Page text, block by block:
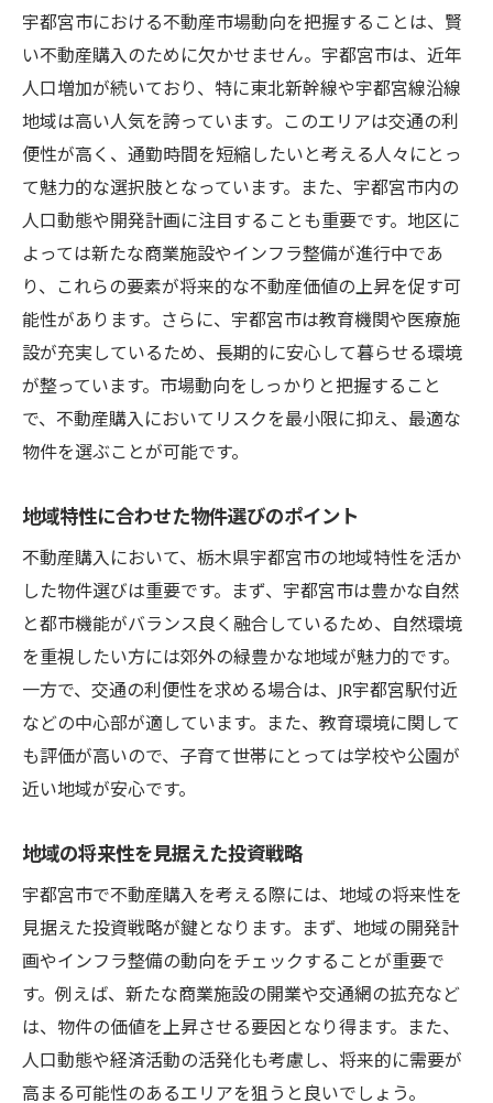
宇都宮市における不動産市場動向を把握することは、賢
い不動産購入のために欠かせません。宇都宮市は、近年
人口増加が続いており、特に東北新幹線や宇都宮線沿線
地域は高い人気を誇っています。このエリアは交通の利
便性が高く、通勤時間を短縮したいと考える人々にとっ
て魅力的な選択肢となっています。また、宇都宮市内の
人口動態や開発計画に注目することも重要です。地区に
よっては新たな商業施設やインフラ整備が進行中であ
り、これらの要素が将来的な不動産価値の上昇を促す可
能性があります。さらに、宇都宮市は教育機関や医療施
設が充実しているため、長期的に安心して暮らせる環境
が整っています。市場動向をしっかりと把握すること
で、不動産購入においてリスクを最小限に抑え、最適な
物件を選ぶことが可能です。
地域特性に合わせた物件選びのポイント
不動産購入において、栃木県宇都宮市の地域特性を活か
した物件選びは重要です。まず、宇都宮市は豊かな自然
と都市機能がバランス良く融合しているため、自然環境
を重視したい方には郊外の緑豊かな地域が魅力的です。
一方で、交通の利便性を求める場合は、JR宇都宮駅付近
などの中心部が適しています。また、教育環境に関して
も評価が高いので、子育て世帯にとっては学校や公園が
近い地域が安心です。
地域の将来性を見据えた投資戦略
宇都宮市で不動産購入を考える際には、地域の将来性を
見据えた投資戦略が鍵となります。まず、地域の開発計
画やインフラ整備の動向をチェックすることが重要で
す。例えば、新たな商業施設の開業や交通網の拡充など
は、物件の価値を上昇させる要因となり得ます。また、
人口動態や経済活動の活発化も考慮し、将来的に需要が
高まる可能性のあるエリアを狙うと良いでしょう。